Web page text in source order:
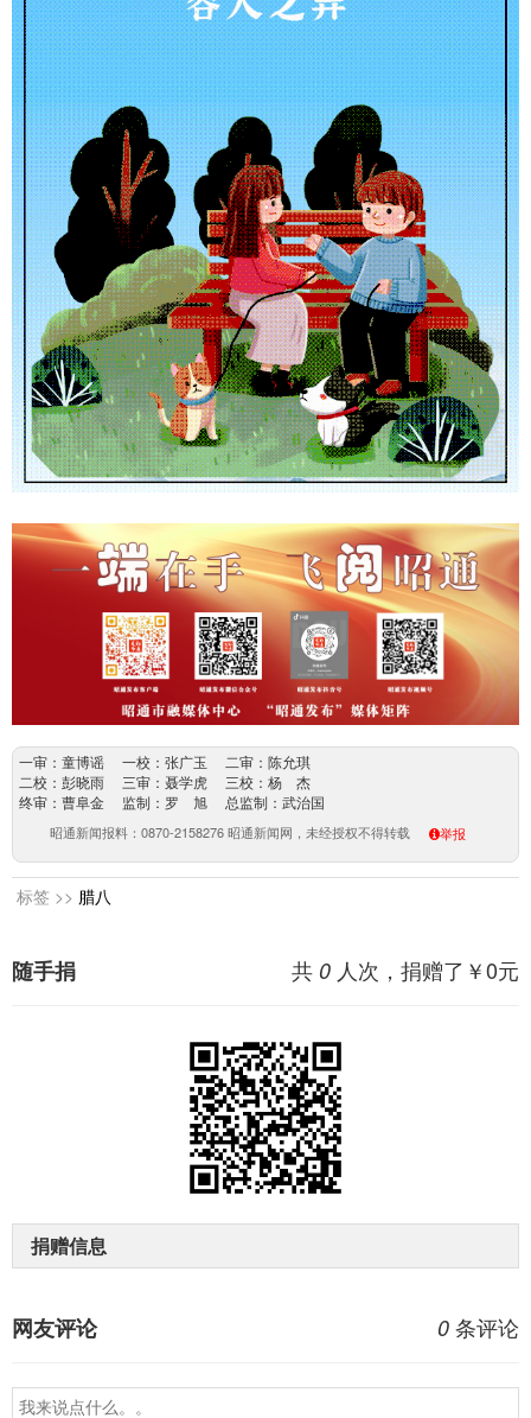
一审：童博谣 一校：张广玉 二审：陈允琪
二校：彭晓雨 三审：聂学虎 三校：杨 杰
终审：曹阜金 监制：罗 旭 总监制：武治国
昭通新闻报料：0870-2158276 昭通新闻网，未经授权不得转载 举报
标签 >> 腊八
共 0 人次，捐赠了￥0元
随手捐
捐赠信息
0 条评论
网友评论